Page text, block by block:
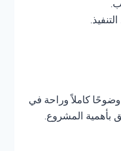
كاملاً وراحة في
بأهمية المشروع.